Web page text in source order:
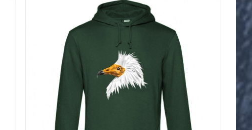
Las
opciones
se
elegir
la
página
de
producto